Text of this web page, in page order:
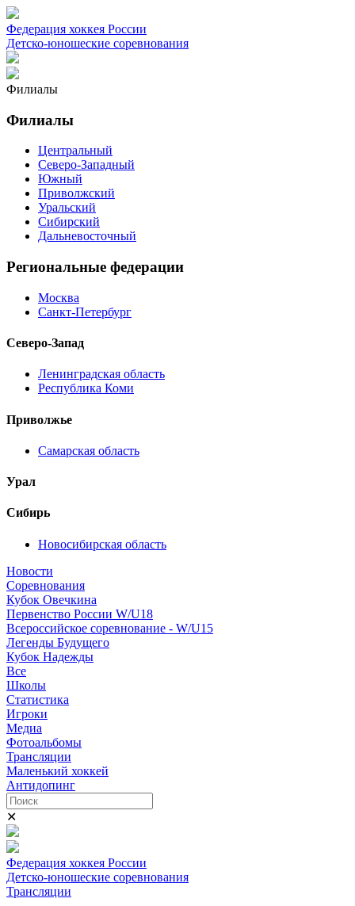
Федерация хоккея России
Детско-юношеские соревнования
Филиалы
Филиалы
Центральный
Северо-Западный
Южный
Приволжский
Уральский
Сибирский
Дальневосточный
Региональные федерации
Москва
Санкт-Петербург
Северо-Запад
Ленинградская область
Республика Коми
Приволжье
Самарская область
Урал
Сибирь
Новосибирская область
Новости
Соревнования
Кубок Овечкина
Первенство России W/U18
Всероссийское соревнование - W/U15
Легенды Будущего
Кубок Надежды
Все
Школы
Статистика
Игроки
Медиа
Фотоальбомы
Трансляции
Маленький хоккей
Антидопинг
✕
Федерация хоккея России
Детско-юношеские соревнования
Трансляции